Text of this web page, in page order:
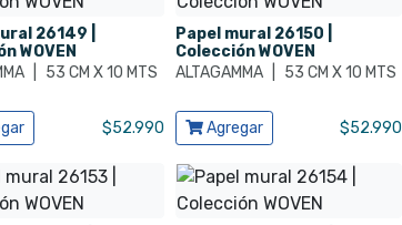
26149 |
WOVEN
53 CM X 10 MTS
$52.990
Papel mural 26150 |
Colección WOVEN
ALTAGAMMA
53 CM X 10 MTS
Ver producto
Agregar $52.990